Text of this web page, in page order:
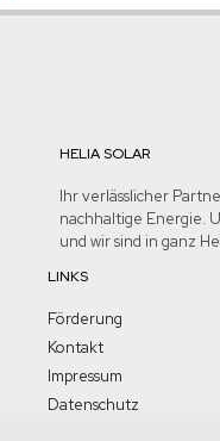
HELIA SOLAR
Ihr verlässlicher
nachhaltige Energie.
und wir sind in ganz
LINKS
Förderung
Kontakt
Impressum
Datenschutz